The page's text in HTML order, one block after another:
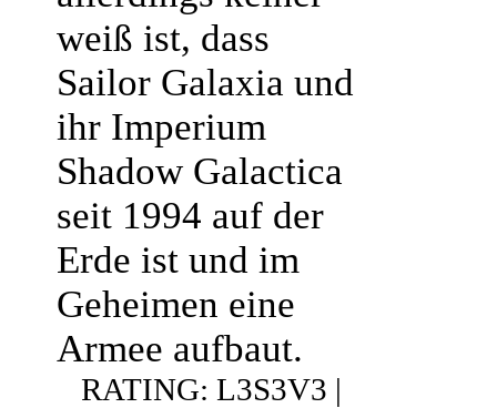
weiß ist, dass
Sailor Galaxia und
ihr Imperium
Shadow Galactica
seit 1994 auf der
Erde ist und im
Geheimen eine
Armee aufbaut.
RATING: L3S3V3 |